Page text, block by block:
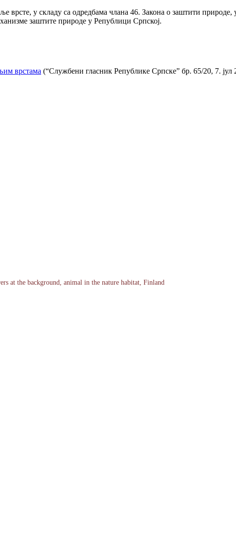
врсте, у складу са одредбама члана 46. Закона о заштити
заштите природе у Републици Српској.
врстама (“Службени гласник Републике Српске” бр. 65/20, 7. јул
at the background, animal in the nature habitat, Finland